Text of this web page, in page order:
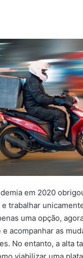
em 2020
trabalhar
uma opção,
acompanhar as
No entanto, a alta